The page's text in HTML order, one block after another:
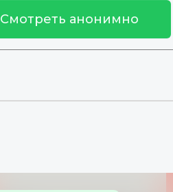
Смотреть анонимно